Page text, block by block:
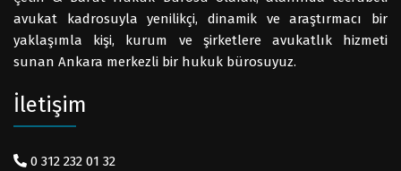
avukat kadrosuyla yenilikçi, dinamik ve araştırmacı bir
yaklaşımla kişi, kurum ve şirketlere avukatlık hizmeti
sunan Ankara merkezli bir hukuk bürosuyuz.
İletişim
0 312 232 01 32